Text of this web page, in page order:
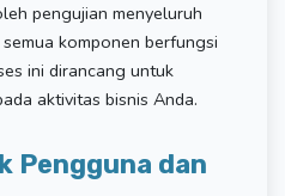
pengujian menyeluruh
komponen berfungsi
ini dirancang untuk
aktivitas bisnis Anda.
Pengguna dan